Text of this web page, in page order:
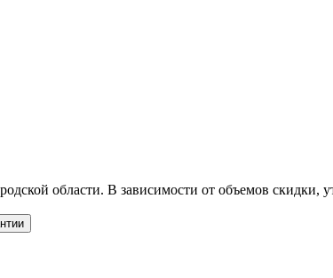
области. В зависимости от объемов скидки,